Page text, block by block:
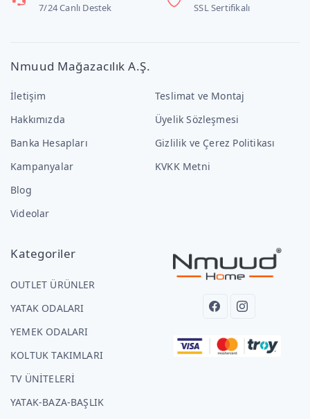
7/24 Canlı Destek SSL Sertifikalı
Nmuud Mağazacılık A.Ş.
İletişim
Hakkımızda
Banka Hesapları
Kampanyalar
Blog
Videolar
Teslimat ve Montaj
Üyelik Sözleşmesi
Gizlilik ve Çerez Politikası
KVKK Metni
Kategoriler
OUTLET ÜRÜNLER
YATAK ODALARI
YEMEK ODALARI
KOLTUK TAKIMLARI
TV ÜNİTELERİ
YATAK-BAZA-BAŞLIK